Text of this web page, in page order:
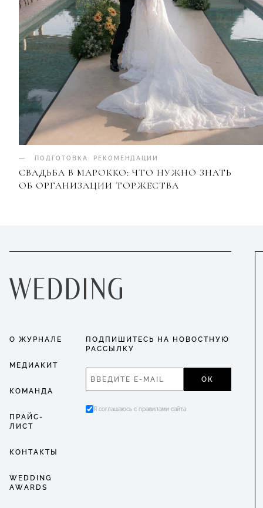
ПОДГОТОВКА. РЕКОМЕНДАЦИИ
СВАДЬБА В МАРОККО: ЧТО НУЖНО ЗНАТЬ
ОБ ОРГАНИЗАЦИИ ТОРЖЕСТВА
О ЖУРНАЛЕ
МЕДИАКИТ
КОМАНДА
ПРАЙС-
ЛИСТ
КОНТАКТЫ
WEDDING
AWARDS
ПОДПИШИТЕСЬ НА НОВОСТНУЮ
РАССЫЛКУ
ОК
Я соглашаюсь с правилами сайта